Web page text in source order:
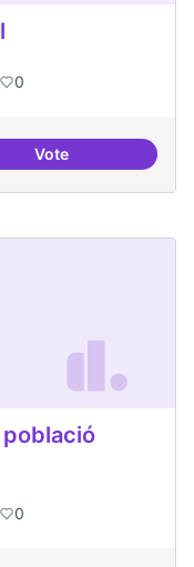
0
VoteJornades de Salut
població
0